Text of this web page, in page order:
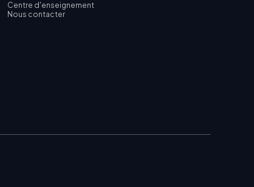
Centre d'enseignement
Nous contacter